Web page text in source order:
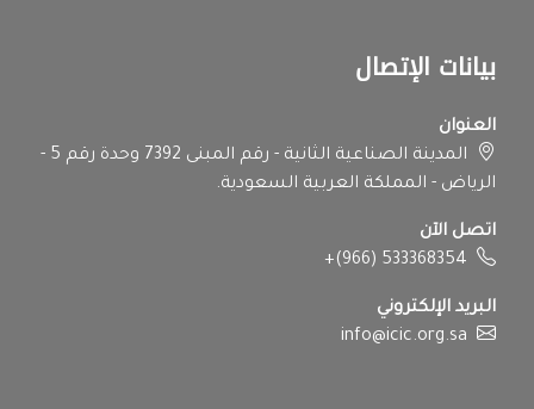
بيانات الإتصال
العنوان
المدينة الصناعية الثانية - رقم المبنى 7392 وحدة رقم 5 -
الرياض - المملكة العربية السعودية.
اتصل الآن
+(966) 533368354
البريد الإلكتروني
info@icic.org.sa